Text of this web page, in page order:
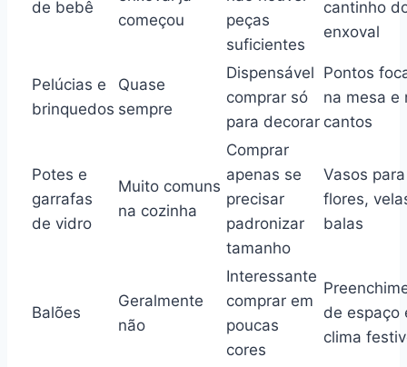
de bebê
começou
peças
suficientes
cantinho
enxoval
Pelúcias e
brinquedos
Quase
sempre
Dispensável
comprar só
para decorar
Pontos
na mesa e
cantos
Potes e
garrafas
de vidro
Muito comuns
na cozinha
Comprar
apenas se
precisar
padronizar
tamanho
Vasos para
flores,
balas
Balões
Geralmente
não
Interessante
comprar em
poucas
cores
de espaço
clima